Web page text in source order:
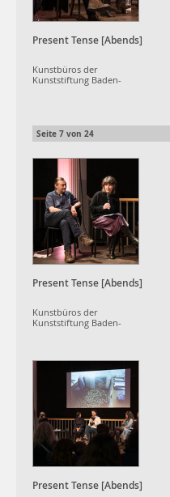
Present Tense [Abends]
Kunstbüros der
Kunststiftung Baden-
Seite 7 von 24
Present Tense [Abends]
Kunstbüros der
Kunststiftung Baden-
Present Tense [Abends]